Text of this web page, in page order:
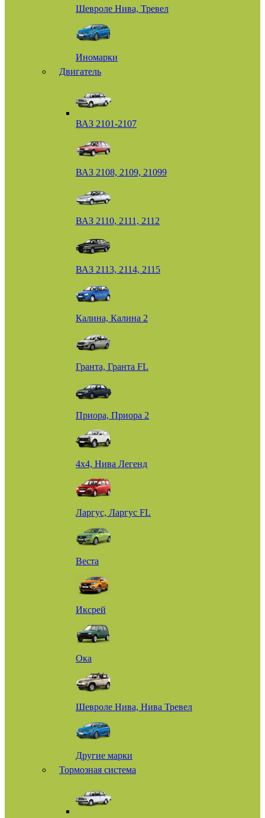
Шевроле Нива, Тревел
Иномарки
Двигатель
ВАЗ 2101-2107
ВАЗ 2108, 2109, 21099
ВАЗ 2110, 2111, 2112
ВАЗ 2113, 2114, 2115
Калина, Калина 2
Гранта, Гранта FL
Приора, Приора 2
4х4, Нива Легенд
Ларгус, Ларгус FL
Веста
Иксрей
Ока
Шевроле Нива, Нива Тревел
Другие марки
Тормозная система